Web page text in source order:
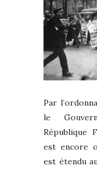
Par
le
République
est encore
est étendu